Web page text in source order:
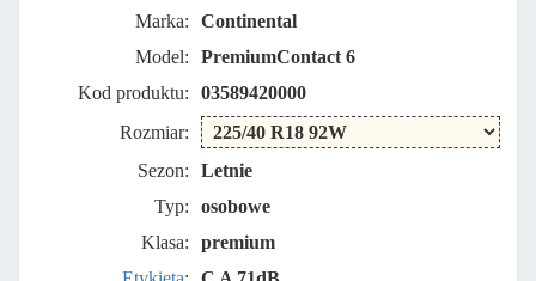
Marka:
Continental
Model:
PremiumContact 6
Kod produktu:
03589420000
Rozmiar:
Sezon:
Letnie
Typ:
osobowe
Klasa:
premium